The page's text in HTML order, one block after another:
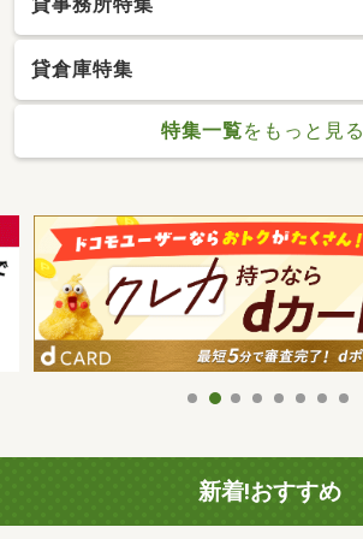
貸倉庫特集
特集一覧をもっと見る
新着!おすすめ